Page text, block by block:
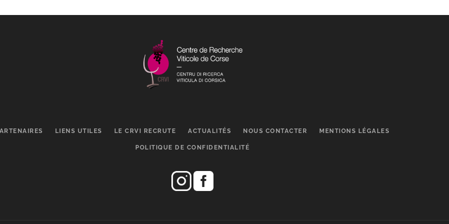
LIENS UTILES LE CRVI RECRUTE ACTUALITÉS NOUS CONTACTER MENTIONS LÉGALES
POLITIQUE DE CONFIDENTIALITÉ